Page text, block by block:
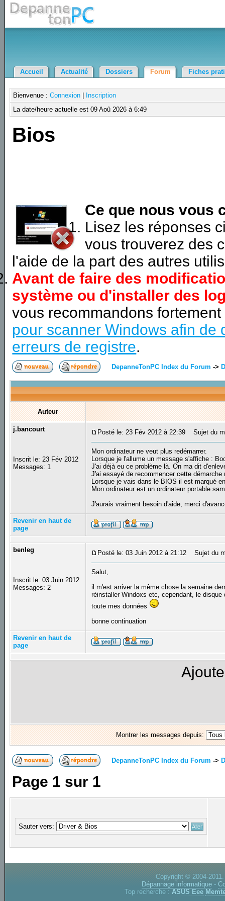
Accueil Actualité Dossiers Forum Fiches
Bienvenue :Connexion
Inscription
La date/heure actuelle est 09 Aoû 2026 à 6:49
Bios
Ce que nous vous
Lisez les réponses
vous trouverez des
l'aide de la part des autres
Avant de faire des
système ou d'installer des
vous recommandons
pour scanner Windows afin de
erreurs de registre.
DepanneTonPC Index du Forum ->
Auteur
j.bancourt
Inscrit le: 23 Fév 2012
Messages: 1
Posté le: 23 Fév 2012 à 22:39 Sujet du
Mon ordinateur ne veut plus redémarrer.
Lorsque je l'allume un message s'affiche :
J'ai déjà eu ce problème là. On ma dit
J'ai essayé de recommencer cette
Lorsque je vais dans le BIOS il est marqué
Mon ordinateur est un ordinateur portable
J'aurais vraiment besoin d'aide, merci
Revenir en haut de
page
benleg
Inscrit le: 03 Juin 2012
Messages: 2
Posté le: 03 Juin 2012 à 21:12 Sujet du
Salut,
il m'est arriver la même chose la semaine
réinstaller Windoxs etc, cependant, le
toute mes données
bonne continuation
Revenir en haut de
page
Montrer les messages depuis:
DepanneTonPC Index du Forum ->
Page 1 sur 1
Sauter vers:
Copyright © 2004-
Dépannage informatique -
Top recherche : ASUS Eee